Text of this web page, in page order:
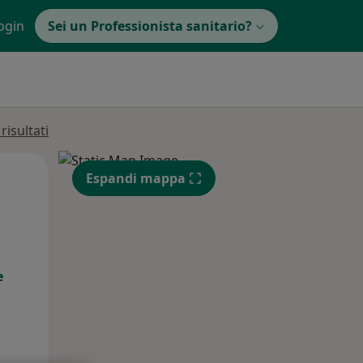
Sei un Professionista sanitario?
Gio, Ven,
14 Ago
Espandi mappa